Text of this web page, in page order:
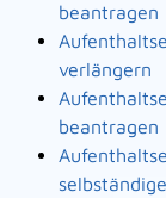
beantragen
verlängern
beantragen